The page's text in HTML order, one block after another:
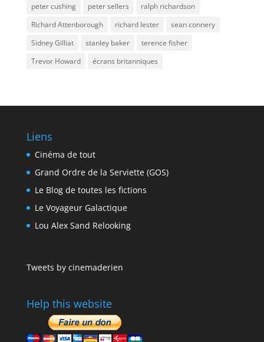
peter cushing
peter sellers
ralph richardson
Richard Attenborough
richard lester
sean connery
Sidney Gilliat
stanley baker
terence fisher
Trevor Howard
écrans britanniques
Liens
Cinéma de tout
Grand Ordre de la Serviette (GOS)
Le Blog de toutes les fictions
Le Voyageur Galactique
Lou Alex Sand Relooking
Tweets by cinemaderien
Help this website